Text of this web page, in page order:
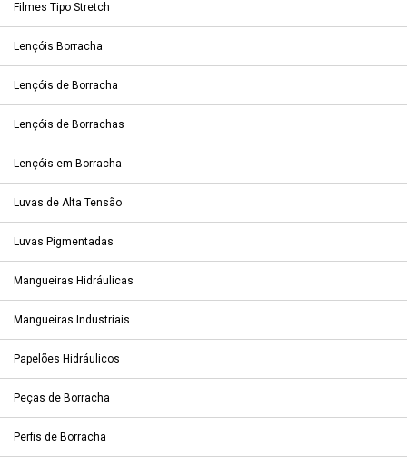
Filmes Tipo Stretch
Lençóis Borracha
Lençóis de Borracha
Lençóis de Borrachas
Lençóis em Borracha
Luvas de Alta Tensão
Luvas Pigmentadas
Mangueiras Hidráulicas
Mangueiras Industriais
Papelões Hidráulicos
Peças de Borracha
Perfis de Borracha